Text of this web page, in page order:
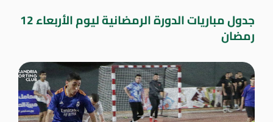
جدول مباريات الدورة الرمضانية ليوم الأربعاء 12
رمضان